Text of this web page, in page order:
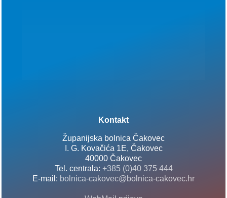
Kontakt
Županijska bolnica Čakovec
I. G. Kovačića 1E, Čakovec
40000 Čakovec
Tel. centrala: +385 (0)40 375 444
E-mail: bolnica-cakovec@bolnica-cakovec.hr